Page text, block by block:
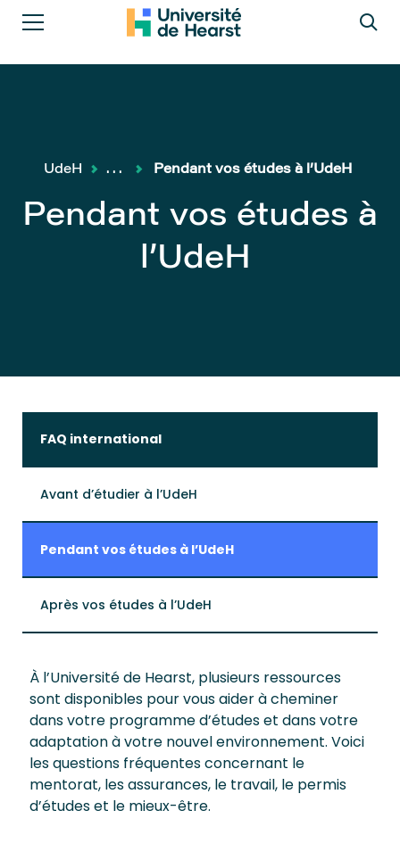
Pendant vos études à
l’UdeH
UdeH ... Pendant vos études à l’UdeH
FAQ international
Avant d’étudier à l’UdeH
Pendant vos études à l’UdeH
Après vos études à l’UdeH
À l’Université de Hearst, plusieurs ressources
sont disponibles pour vous aider à cheminer
dans votre programme d’études et dans votre
adaptation à votre nouvel environnement. Voici
les questions fréquentes concernant le
mentorat, les assurances, le travail, le permis
d’études et le mieux-être.